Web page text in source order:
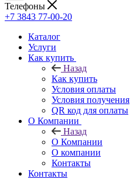
Телефоны
+7 3843 77-00-20
Каталог
Услуги
Как купить
Назад
Как купить
Условия оплаты
Условия получения
QR код для оплаты
О Компании
Назад
О Компании
О компании
Контакты
Контакты